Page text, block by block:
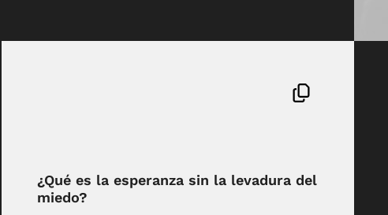
¿Qué es la esperanza sin la levadura del
miedo?